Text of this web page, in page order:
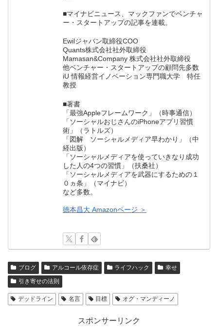
■マイナビニュース、マックファンでベンチャ
ー・スタートアップの記事を連載。
Ewilジャパン取締役COO
Quants株式会社社外取締役
Mamasan&Company 株式会社社外取締役
他ベンチャー・スタートアップの顧問先多数
iU 情報経営イノベーション専門職大学 特任
教授
■著書
「最強Appleフレームワーク」（時事通信）
「ソーシャルおじさんのiPhoneアプリ習慣
術」（ラトルズ）
「図解 ソーシャルメディア早わかり」（中
経出版）
「ソーシャルメディアを使っていきなり成功
した人の4つの習慣」（扶桑社）
「ソーシャルメディアを武器にするための１
０ヵ条」（マイナビ）
など多数。
徳本昌大 Amazonページ ＞
ブログ アルコール依存症 ライフハック
幸せ
引き寄せの法則
デッドライン 名言 目標 オグ・マンディーノ
スポンサーリンク